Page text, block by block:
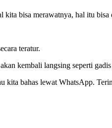
kita bisa merawatnya, hal itu bisa
teratur.
kembali langsing seperti
kita bahas lewat WhatsApp.